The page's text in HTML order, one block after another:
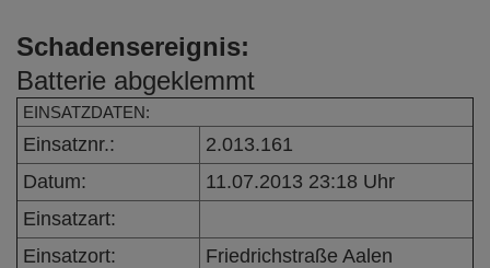
Schadensereignis:
Batterie abgeklemmt
EINSATZDATEN:
Einsatznr.:
2.013.161
Datum:
11.07.2013 23:18 Uhr
Einsatzart:
Einsatzort:
Friedrichstraße Aalen